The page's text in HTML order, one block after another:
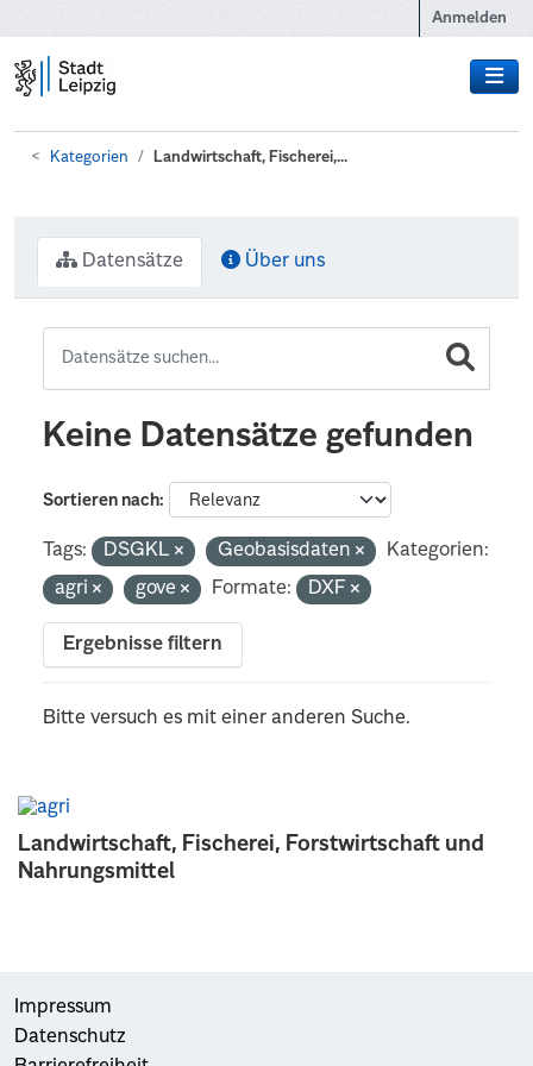
Anmelden
Kategorien Landwirtschaft, Fischerei,...
Landwirtschaft, Fischerei, Forstwirtschaft und
Nahrungsmittel
Datensätze Über uns
Keine Datensätze gefunden
Sortieren nach
Tags: DSGKL Geobasisdaten
Kategorien:
agri
gove Formate: DXF
Ergebnisse filtern
Bitte versuch es mit einer anderen Suche.
Impressum
Datenschutz